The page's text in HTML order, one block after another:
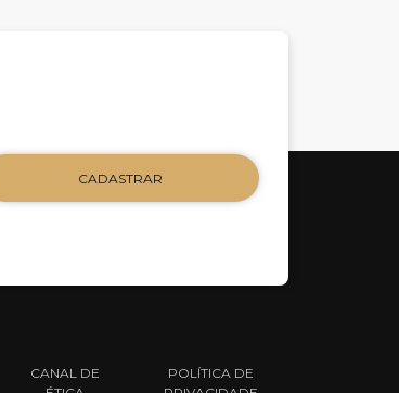
CADASTRAR
CANAL DE POLÍTICA DE